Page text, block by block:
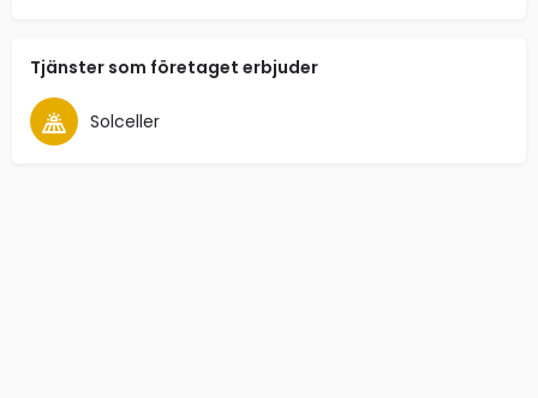
Tjänster som företaget erbjuder
Solceller